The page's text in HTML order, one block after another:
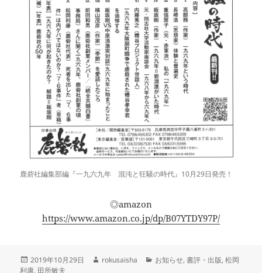
鹿砦社編集部編『一九六九年 混沌と狂騒の時代』10月29日発売！
◎amazon
https://www.amazon.co.jp/dp/B07YTDY97P/
投
稿
2019年10月29日
作
rokusaisha
カ
お知らせ,書評・出版,松岡
利康, 田所敏夫